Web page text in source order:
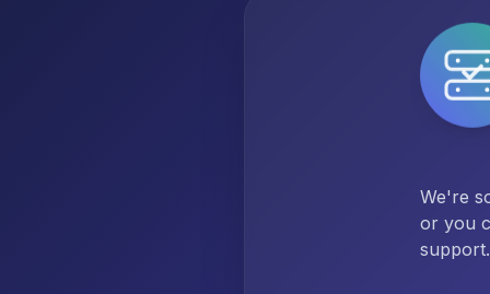
We're
or you
support.